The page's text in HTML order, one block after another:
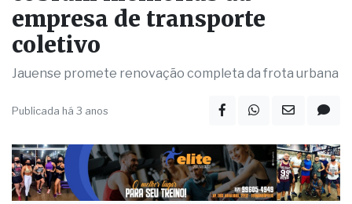
empresa de transporte
coletivo
Jauense promete renovação completa da frota urbana
Publicada há 3 anos